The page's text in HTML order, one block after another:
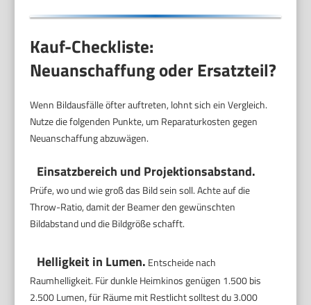
Kauf-Checkliste:
Neuanschaffung oder Ersatzteil?
Wenn Bildausfälle öfter auftreten, lohnt sich ein Vergleich.
Nutze die folgenden Punkte, um Reparaturkosten gegen
Neuanschaffung abzuwägen.
Einsatzbereich und Projektionsabstand.
Prüfe, wo und wie groß das Bild sein soll. Achte auf die
Throw-Ratio, damit der Beamer den gewünschten
Bildabstand und die Bildgröße schafft.
Helligkeit in Lumen. Entscheide nach
Raumhelligkeit. Für dunkle Heimkinos genügen 1.500 bis
2.500 Lumen, für Räume mit Restlicht solltest du 3.000